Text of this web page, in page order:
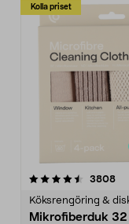
Kolla priset
3808
Köksrengöring &
Mikrofiberduk 32
4.0av 5